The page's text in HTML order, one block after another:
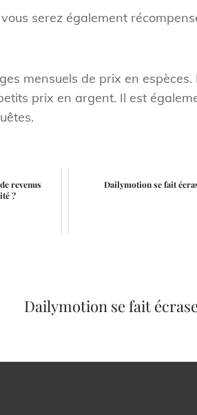
serez également
mensuels de prix en espèces.
prix en argent. Il est
revenus
?
Dailymotion se fait
Dailymotion se fait